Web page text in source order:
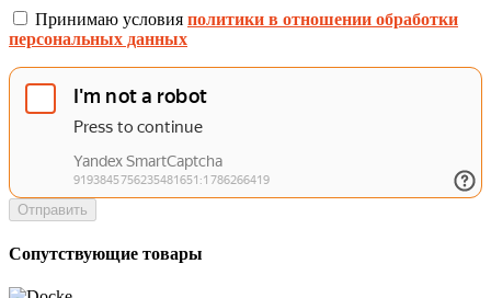
Принимаю условия политики в отношении обработки
персональных данных
Отправить
Сопутствующие товары